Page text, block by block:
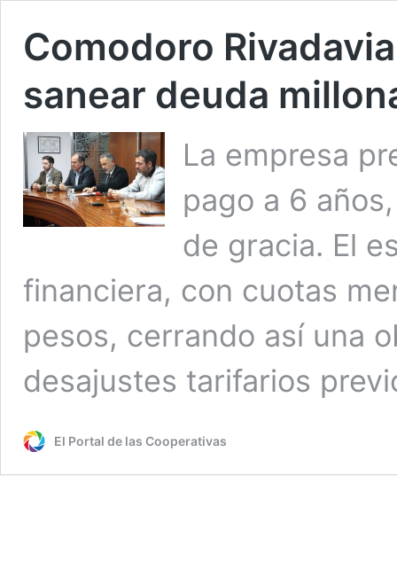
Comodoro
sanear deuda
La empresa
pago a 6
de gracia. El
financiera, con cuotas
pesos, cerrando así una
desajustes tarifarios
El Portal de las Cooperativas